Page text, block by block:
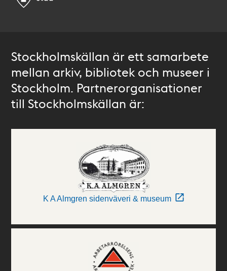
Stockholmskällan är ett samarbete
mellan arkiv, bibliotek och museer i
Stockholm. Partnerorganisationer
till Stockholmskällan är:
K A Almgren sidenväveri & museum